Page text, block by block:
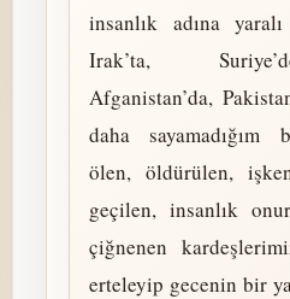
insanlık adına
Irak’ta,
Afganistan’da,
daha sayamadığım
ölen, öldürülen,
geçilen, insanlık
çiğnenen
erteleyip gecenin bir